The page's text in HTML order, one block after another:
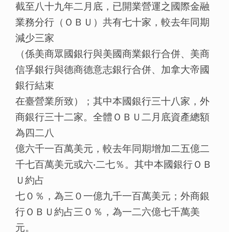
截至八十九年二月底，已開業營運之國際金融
業務分行（ＯＢＵ）共有七十家，較去年同期
減少三家
（係美商眾國銀行與美國商業銀行合併、美商
信孚銀行與德商德意志銀行合併、加拿大帝國
銀行結束
在臺營業所致）；其中本國銀行三十八家，外
商銀行三十二家。全體ＯＢＵ二月底資產總額
為四二八
億六千一百萬美元，較去年同期增加二五億二
千七百萬美元或六‧二七％。其中本國銀行ＯＢ
Ｕ約占
七０％，為三０一億九千一百萬美元；外商銀
行ＯＢＵ約占三０％，為一二六億七千萬美
元。